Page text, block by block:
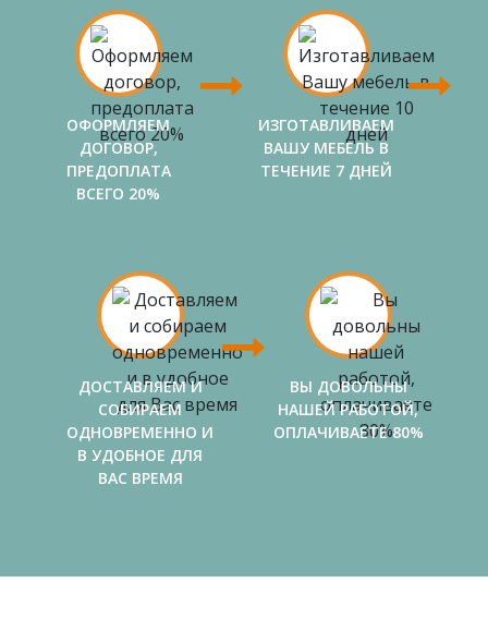
ОФОРМЛЯЕМ
ДОГОВОР,
ПРЕДОПЛАТА
ВСЕГО 20%
ИЗГОТАВЛИВАЕМ
ВАШУ МЕБЕЛЬ В
ТЕЧЕНИЕ 7 ДНЕЙ
ДОСТАВЛЯЕМ И
СОБИРАЕМ
ОДНОВРЕМЕННО И
В УДОБНОЕ ДЛЯ
ВАС ВРЕМЯ
ВЫ ДОВОЛЬНЫ
НАШЕЙ РАБОТОЙ,
ОПЛАЧИВАЕТЕ 80%